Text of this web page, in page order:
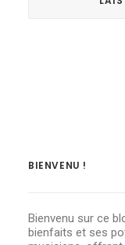
BIENVENU !
Bienvenu sur ce
bienfaits et ses